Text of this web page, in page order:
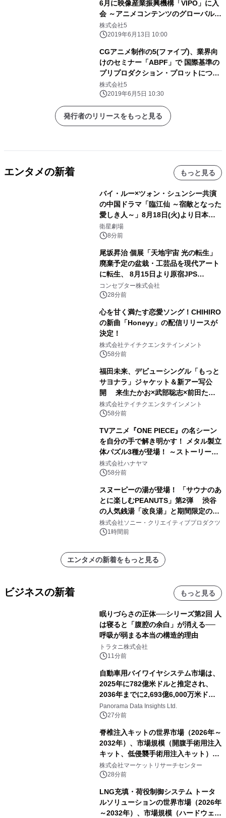
6月に映像産業振興機構「VIPO」に入
会 ～アニメコンテンツのグローバルな
発展を目指して～
株式会社5
2019年6月13日 10:00
CGアニメ制作の5(ファイブ)、業界向
けのセミナー「ABPF」で 国際基準の
プリプロダクション・プロットについ
て6/19に講演
株式会社5
2019年6月5日 10:30
発行者のリリースをもっと見る
エンタメの新着 もっと見る
バイ・ルー×ツォン・シュンシー共演
の中国ドラマ「臨江仙 ～宿敵となった
愛しき人～」8月18日(火)より日本初
放送！YouTubeにて8月11日(火)より
第1話期間限定公開！CS衛星劇場
衛星劇場
8分前
尾坂昇治 個展「天地宇宙 光の転生」
廃棄予定の盆栽・工芸品を現代アート
に転生、 8月15日より原宿JPS
Galleryにて約30点を展示
コンセプター株式会社
28分前
心を甘く満たす恋愛ソング！CHIHIRO
の新曲「Honeyy」の配信リリースが
決定！
株式会社テイチクエンタテインメント
58分前
福田未来、デビューシングル「もっと
サヨナラ」ジャケット＆新アー写公
開 来生たかお×武部聡志×前田たか
ひろの豪華タッグ
株式会社テイチクエンタテインメント
58分前
TVアニメ『ONE PIECE』の名シーン
を自分の手で解き明かす！ メタル製立
体パズル3種が登場！ ～ストーリーと
ギミックが融合した 大人の体験型パズ
ルが8月7日(金)12時より先行予約受付
株式会社ハナヤマ
58分前
スヌーピーの湯が登場！ 「サウナのあ
とに楽しむPEANUTS」第2弾 渋谷
の人気銭湯「改良湯」と期間限定のコ
ラボレーション サウナイキタイコラ
ボグッズも発売決定！
株式会社ソニー・クリエイティブプロダクツ
1時間前
エンタメの新着をもっと見る
ビジネスの新着 もっと見る
眠りづらさの正体──シリーズ第2回 人
は寝ると「腹腔の余白」が消える──
呼吸が弱まる本当の構造的理由
トラタニ株式会社
11分前
自動車用バイワイヤシステム市場は、
2025年に782億米ドルと推定され、
2036年までに2,693億6,000万米ドル
に達すると予測されており、予測期間
（2026年～2036年）
Panorama Data Insights Ltd.
27分前
脊椎注入キットの世界市場（2026年～
2032年）、市場規模（開腹手術用注入
キット、低侵襲手術用注入キット）・
分析レポートを発表
株式会社マーケットリサーチセンター
28分前
LNG充填・荷役制御システム トータ
ルソリューションの世界市場（2026年
～2032年）、市場規模（ハードウェ